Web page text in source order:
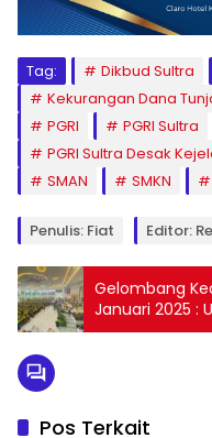
Tag: Dikbud Sultra
Kekurangan Dana
PGRI
PGRI Sultra
PGRI Sultra Desak
SMAN
SMKN
Penulis: Fiat Editor:
Gelombang
Januari 2025 :
Guru
Pos Terkait